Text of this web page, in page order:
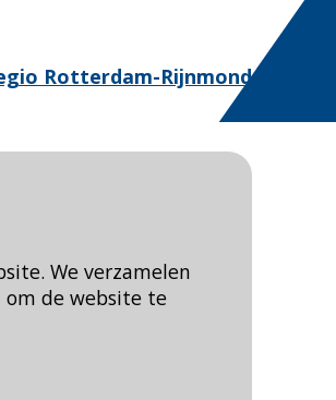
We verzamelen
om de website te
Rotterdam-Rijnmond